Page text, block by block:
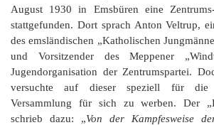
August 1930 in Emsbüren eine Zentrums-
stattgefunden. Dort sprach Anton Veltrup,
des emsländischen „Katholischen
und Vorsitzender des Meppener
Jugendorganisation der Zentrumspartei.
versuchte auf dieser speziell für die
Versammlung für sich zu werben. Der
schrieb dazu: „Von der Kampfesweise